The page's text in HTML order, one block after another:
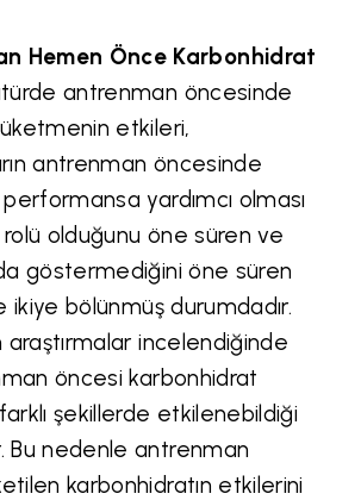
Hemen Önce Karbonhidrat
antrenman öncesinde
etkileri,
antrenman öncesinde
yardımcı olması
olduğunu öne süren ve
göstermediğini öne süren
ikiye bölünmüş durumdadır.
araştırmalar incelendiğinde
öncesi karbonhidrat
şekillerde etkilenebildiği
Bu nedenle antrenman
karbonhidratın etkilerini